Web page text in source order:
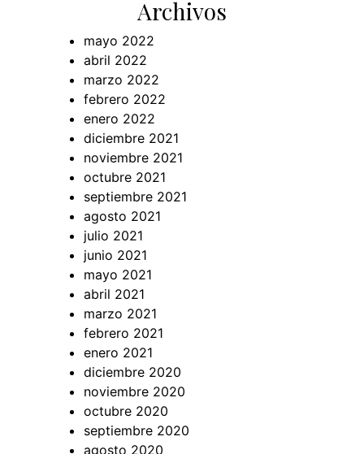
Archivos
mayo 2022
abril 2022
marzo 2022
febrero 2022
enero 2022
diciembre 2021
noviembre 2021
octubre 2021
septiembre 2021
agosto 2021
julio 2021
junio 2021
mayo 2021
abril 2021
marzo 2021
febrero 2021
enero 2021
diciembre 2020
noviembre 2020
octubre 2020
septiembre 2020
agosto 2020